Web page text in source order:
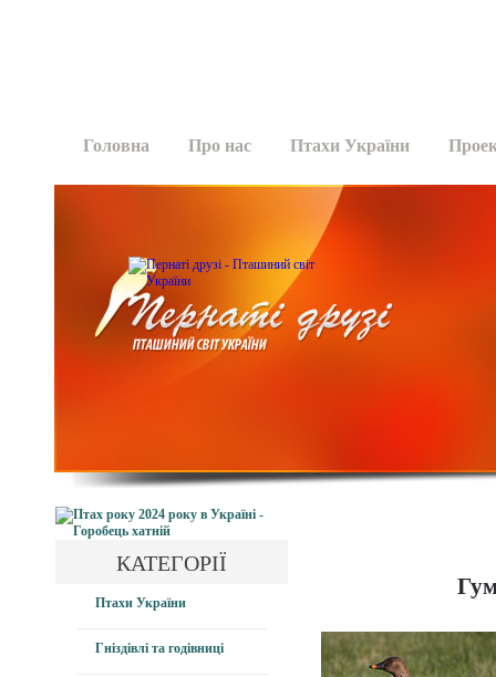
Головна Про нас Птахи України
КАТЕГОРІЇ
Птахи України
Гніздівлі та годівниці